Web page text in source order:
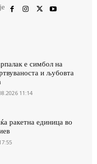
е симбол на
и љубовта
11:14
ракетна единица во